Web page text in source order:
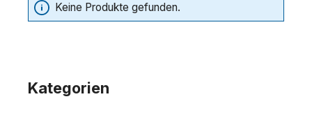
Kategorien
Keine Produkte gefunden.